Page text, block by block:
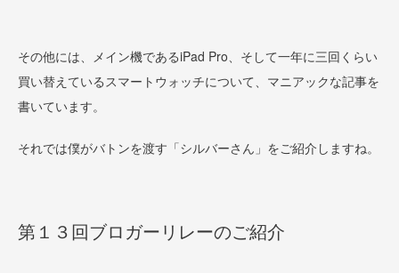
その他には、メイン機であるiPad Pro、そして一年に三回くらい
買い替えているスマートウォッチについて、マニアックな記事を
書いています。
それでは僕がバトンを渡す「シルバーさん」をご紹介しますね。
第１３回ブロガーリレーのご紹介